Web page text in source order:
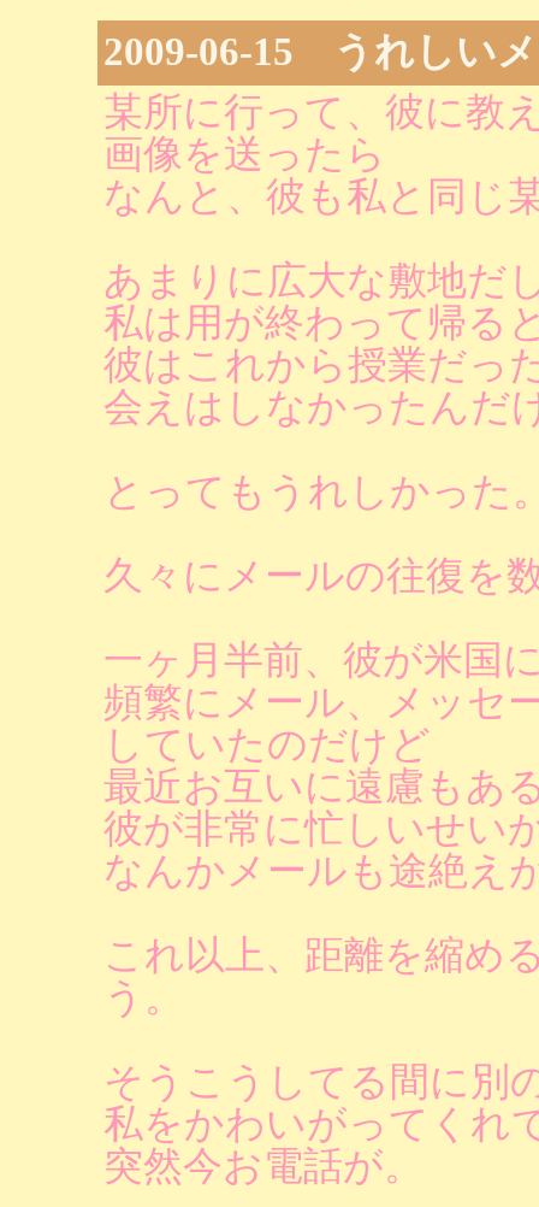
2009-06-15 うれしい
某所に行って、彼に教
画像を送ったら
なんと、彼も私と同じ
あまりに広大な敷地だ
私は用が終わって帰る
彼はこれから授業だっ
会えはしなかったんだ
とってもうれしかった
久々にメールの往復を
一ヶ月半前、彼が米国
頻繁にメール、メッセ
していたのだけど
最近お互いに遠慮もあ
彼が非常に忙しいせい
なんかメールも途絶え
これ以上、距離を縮め
う。
そうこうしてる間に別
私をかわいがってくれ
突然今お電話が。